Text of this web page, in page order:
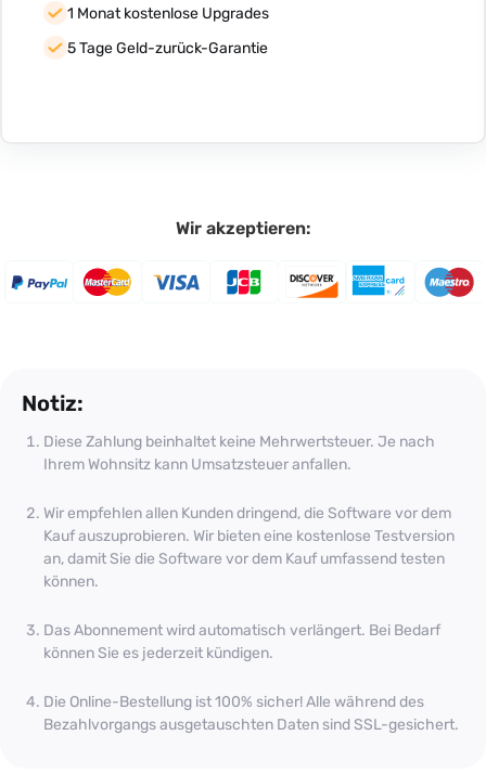
1 Monat kostenlose Upgrades
5 Tage Geld-zurück-Garantie
Wir akzeptieren:
Notiz:
Diese Zahlung beinhaltet keine Mehrwertsteuer. Je nach
Ihrem Wohnsitz kann Umsatzsteuer anfallen.
Wir empfehlen allen Kunden dringend, die Software vor dem
Kauf auszuprobieren. Wir bieten eine kostenlose Testversion
an, damit Sie die Software vor dem Kauf umfassend testen
können.
Das Abonnement wird automatisch verlängert. Bei Bedarf
können Sie es jederzeit kündigen.
Die Online-Bestellung ist 100% sicher! Alle während des
Bezahlvorgangs ausgetauschten Daten sind SSL-gesichert.